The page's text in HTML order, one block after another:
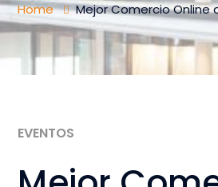
Home Mejor Comercio Online
EVENTOS